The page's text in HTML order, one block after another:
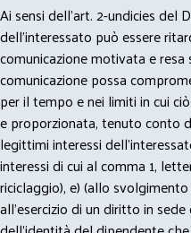
Ai sensi dell’art. 2-undicies del
dell’interessato può essere
comunicazione motivata e
comunicazione possa
per il tempo e nei limiti in cui
e proporzionata, tenuto conto
legittimi interessi
interessi di cui al comma 1,
riciclaggio), e) (allo
all’esercizio di un diritto in